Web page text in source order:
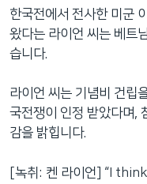
한국전에서 전사한 미군
왔다는 라이언 씨는 베트
습니다.
라이언 씨는 기념비 건립
국전쟁이 인정 받았다며,
감을 밝힙니다.
[녹취: 켄 라이언] “I